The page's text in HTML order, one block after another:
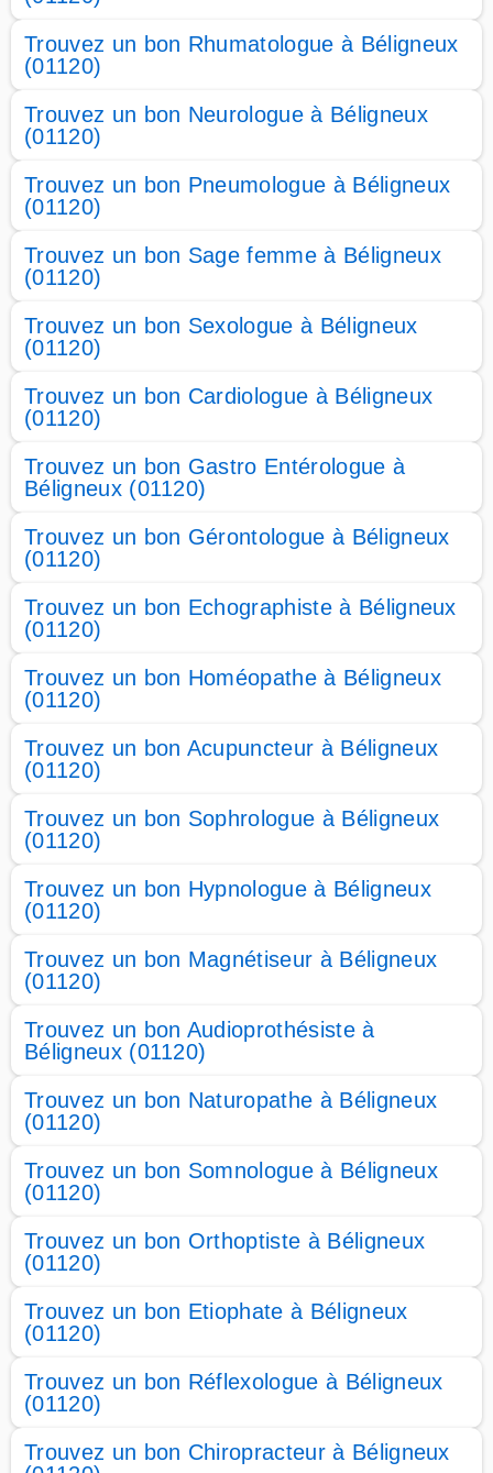
Trouvez un bon Rhumatologue à Béligneux
(01120)
Trouvez un bon Neurologue à Béligneux
(01120)
Trouvez un bon Pneumologue à Béligneux
(01120)
Trouvez un bon Sage femme à Béligneux
(01120)
Trouvez un bon Sexologue à Béligneux
(01120)
Trouvez un bon Cardiologue à Béligneux
(01120)
Trouvez un bon Gastro Entérologue à
Béligneux (01120)
Trouvez un bon Gérontologue à Béligneux
(01120)
Trouvez un bon Echographiste à Béligneux
(01120)
Trouvez un bon Homéopathe à Béligneux
(01120)
Trouvez un bon Acupuncteur à Béligneux
(01120)
Trouvez un bon Sophrologue à Béligneux
(01120)
Trouvez un bon Hypnologue à Béligneux
(01120)
Trouvez un bon Magnétiseur à Béligneux
(01120)
Trouvez un bon Audioprothésiste à
Béligneux (01120)
Trouvez un bon Naturopathe à Béligneux
(01120)
Trouvez un bon Somnologue à Béligneux
(01120)
Trouvez un bon Orthoptiste à Béligneux
(01120)
Trouvez un bon Etiophate à Béligneux
(01120)
Trouvez un bon Réflexologue à Béligneux
(01120)
Trouvez un bon Chiropracteur à Béligneux